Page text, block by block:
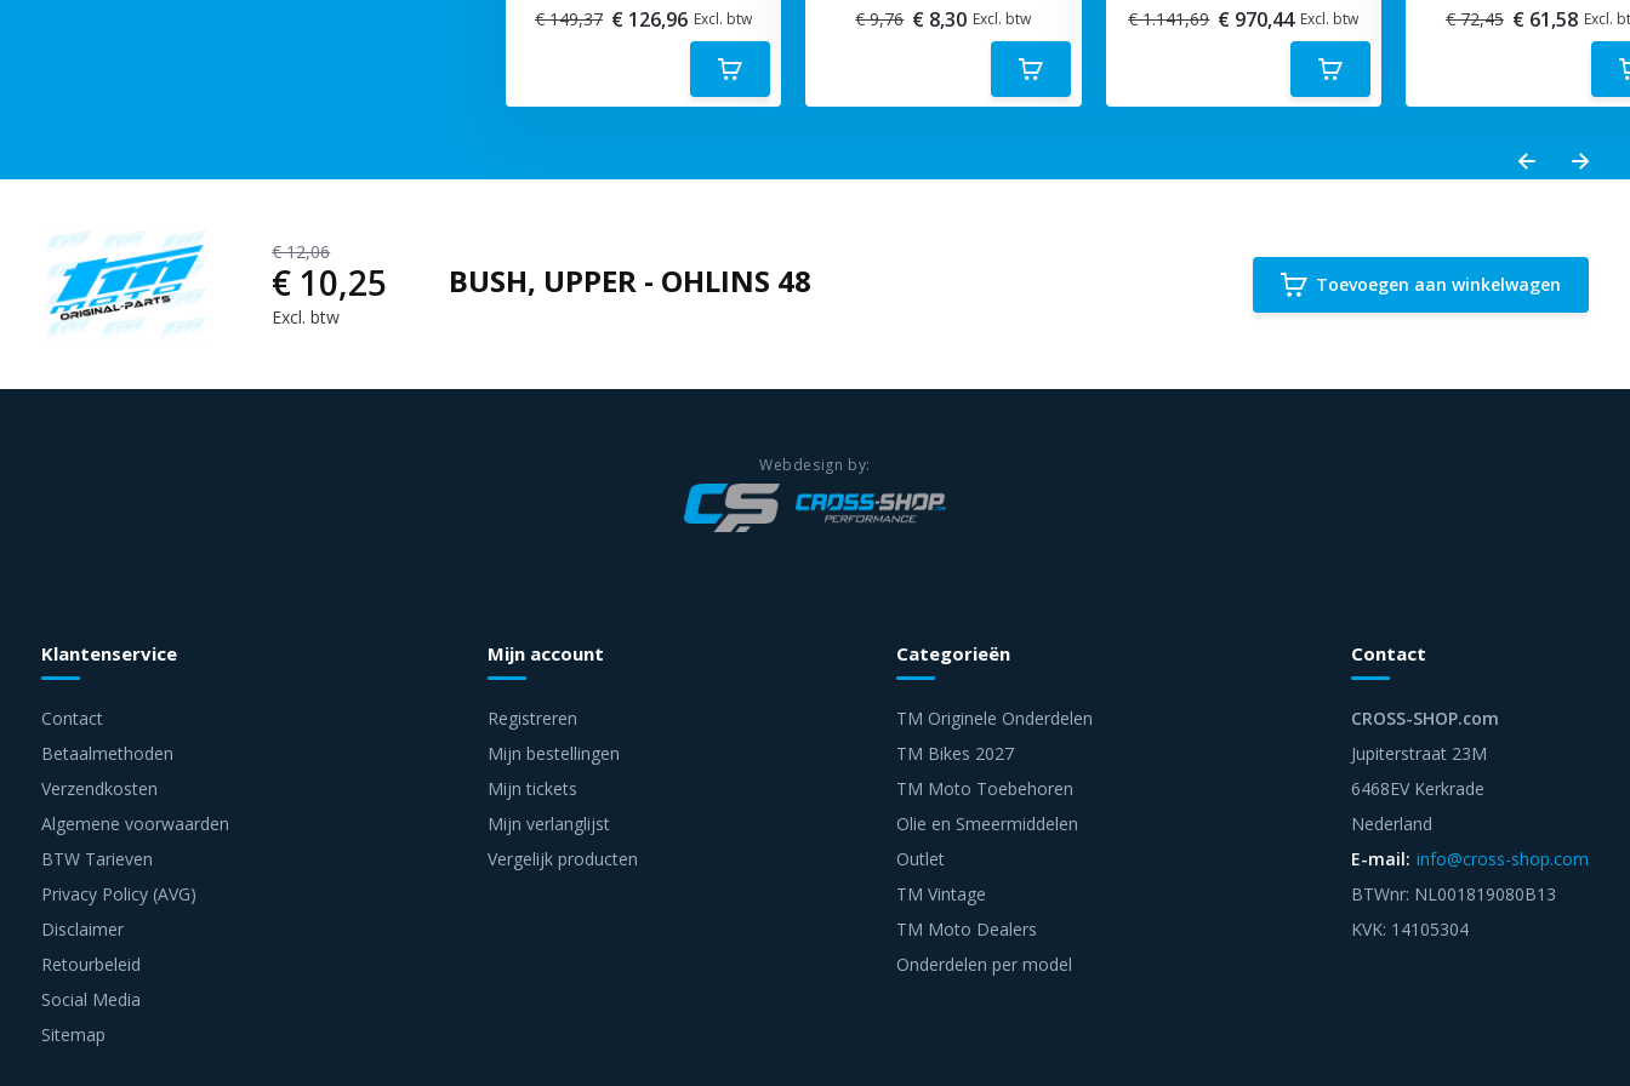
€ 149,37 € 126,96 Excl. btw
€ 9,76 € 8,30 Excl. btw
€ 1.141,69 € 970,44 Excl. btw
€ 72,45 € 61,58 Excl.
€ 12,06
€ 10,25
Excl. btw
BUSH, UPPER - OHLINS 48 Toevoegen aan winkelwagen
Klantenservice
Contact
Betaalmethoden
Verzendkosten
Algemene voorwaarden
BTW Tarieven
Privacy Policy (AVG)
Disclaimer
Retourbeleid
Social Media
Sitemap
Mijn account
Registreren
Mijn bestellingen
Mijn tickets
Mijn verlanglijst
Vergelijk producten
Categorieën
TM Originele Onderdelen
TM Bikes 2027
TM Moto Toebehoren
Olie en Smeermiddelen
Outlet
TM Vintage
TM Moto Dealers
Onderdelen per model
Contact
CROSS-SHOP.com
Jupiterstraat 23M
6468EV Kerkrade
Nederland
E-mail: info@cross-shop.com
BTWnr: NL001819080B13
KVK: 14105304